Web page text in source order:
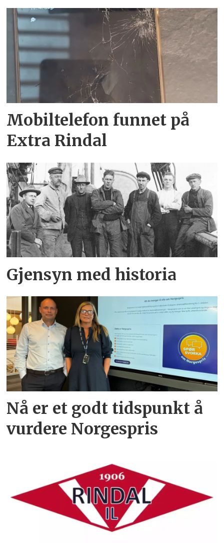
Mobiltelefon funnet på
Extra Rindal
Gjensyn med historia
Nå er et godt tidspunkt å
vurdere Norgespris